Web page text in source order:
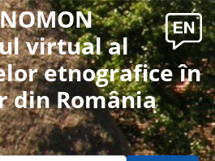
virtual al
etnografice în
din România